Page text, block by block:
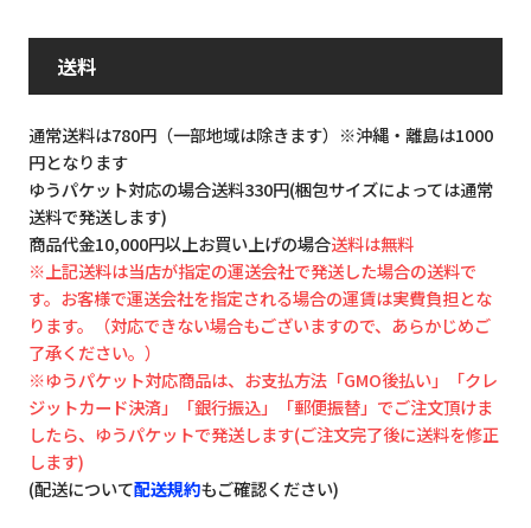
送料
通常送料は780円（一部地域は除きます）※沖縄・離島は1000
円となります
ゆうパケット対応の場合送料330円(梱包サイズによっては通常
送料で発送します)
商品代金10,000円以上お買い上げの場合送料は無料
※上記送料は当店が指定の運送会社で発送した場合の送料で
す。お客様で運送会社を指定される場合の運賃は実費負担とな
ります。（対応できない場合もございますので、あらかじめご
了承ください。）
※ゆうパケット対応商品は、お支払方法「GMO後払い」「クレ
ジットカード決済」「銀行振込」「郵便振替」でご注文頂けま
したら、ゆうパケットで発送します(ご注文完了後に送料を修正
します)
(配送について配送規約もご確認ください)